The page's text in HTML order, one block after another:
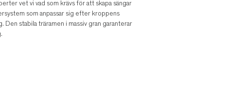
vet vi vad som krävs för att skapa sängar
som anpassar sig efter kroppens
stabila träramen i massiv gran garanterar